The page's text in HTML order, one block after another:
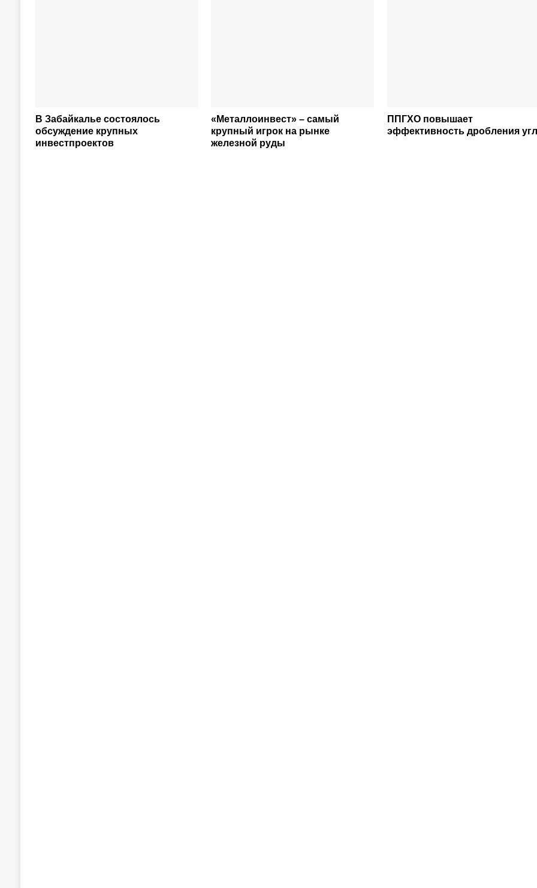
В Забайкалье состоялось
обсуждение крупных
инвестпроектов
«Металлоинвест» – самый
крупный игрок на рынке
железной руды
ППГХО повышает
эффективность дробления